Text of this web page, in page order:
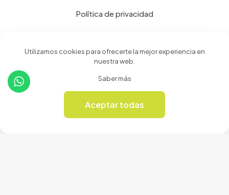
Política de privacidad
Revista Online
Utilizamos cookies para ofrecerte la mejor experiencia en
nuestra web.
Saber más
Aceptar todas